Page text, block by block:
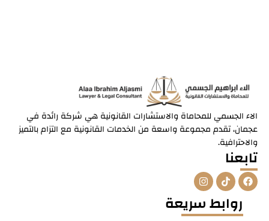
الاء الجسمي للمحاماة والاستشارات القانونية هي شركة رائدة في
عجمان، تقدم مجموعة واسعة من الخدمات القانونية مع التزام بالتميز
والاحترافية.
تابعنا
F
a
c
b
T
i
k
t
o
I
n
s
t
a
روابط سريعة